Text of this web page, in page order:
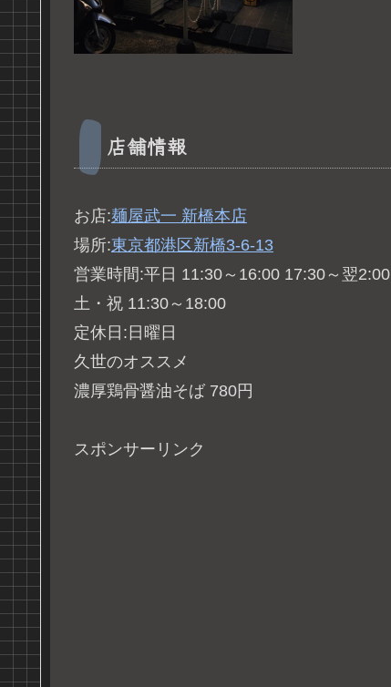
店舗情報
お店:麺屋武一 新橋本店
場所:東京都港区新橋3-6-13
営業時間:平日 11:30～16:00 17:30～翌2:00
土・祝 11:30～18:00
定休日:日曜日
久世のオススメ
濃厚鶏骨醤油そば 780円
スポンサーリンク